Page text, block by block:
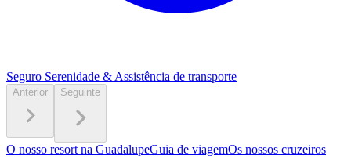
Seguro Serenidade & Assistência de transporte
Anterior Seguinte
O nosso resort na GuadalupeGuia de viagemOs nossos cruzeiros